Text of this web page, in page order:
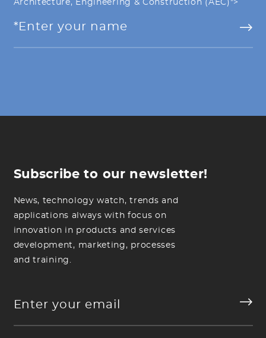
Architecture, Engineering & Construction (AEC)">
Subscribe to our newsletter!
News, technology watch, trends and
applications always with focus on
innovation in products and services
development, marketing, processes
and training.